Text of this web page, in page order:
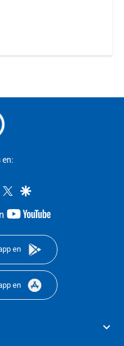
en:
instagram
twittergoogle
youtube-
en
en